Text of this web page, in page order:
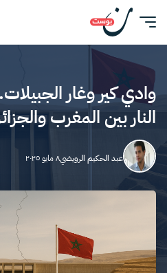
وادي كير وغار
النار بين المغرب
عبد الحكيم الرويضي٨ مايو ٢٠٢٥